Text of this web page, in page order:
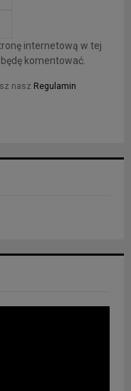
internetową w tej
komentować.
nasz Regulamin